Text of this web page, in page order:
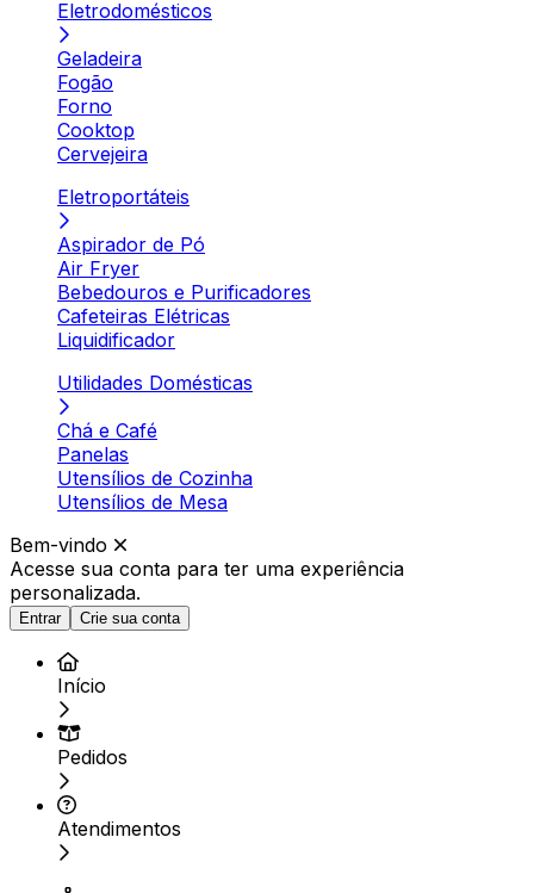
Eletrodomésticos
Geladeira
Fogão
Forno
Cooktop
Cervejeira
Eletroportáteis
Aspirador de Pó
Air Fryer
Bebedouros e Purificadores
Cafeteiras Elétricas
Liquidificador
Utilidades Domésticas
Chá e Café
Panelas
Utensílios de Cozinha
Utensílios de Mesa
Bem-vindo
Acesse sua conta para ter uma experiência
personalizada.
Entrar Crie sua conta
Início
Pedidos
Atendimentos